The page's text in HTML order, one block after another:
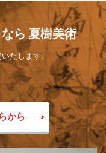
ら 夏樹美術
たします。
から